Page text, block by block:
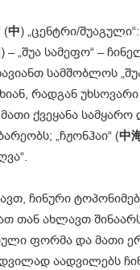
(中) „ცენტრი/
) – „შუა სამეფო“ –
სამშობლოს
რადგან
ქვეყანა
„ჩჟონჰაი“ (中
ჩინური
თან ახლავთ
ფორმა და მათი
აადვილებს